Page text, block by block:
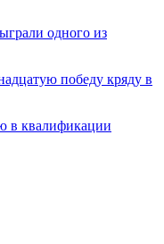
одного из
победу кряду в
в квалификации